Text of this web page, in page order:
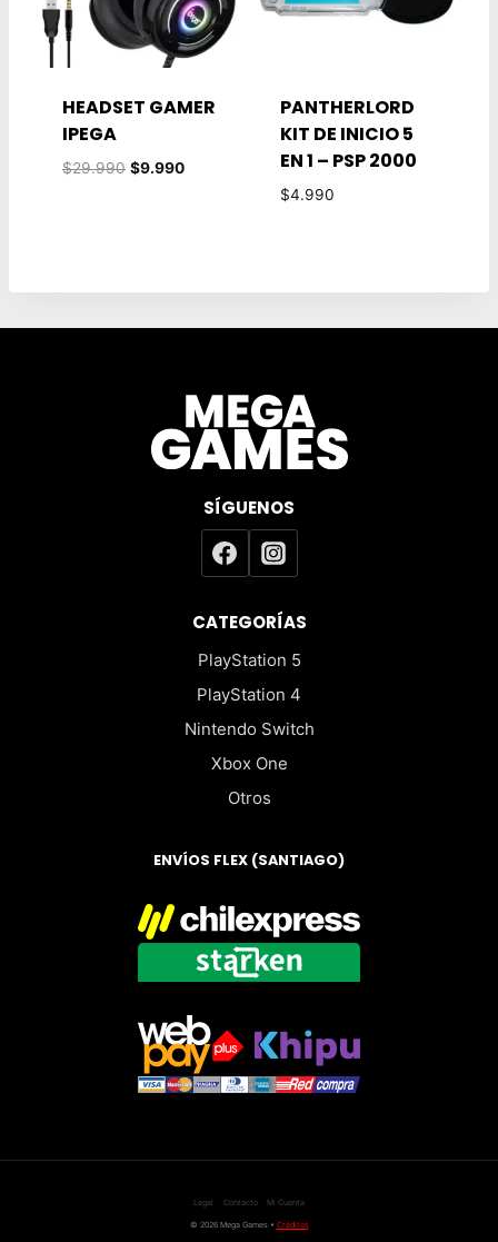
HEADSET GAMER
IPEGA
$29.990 El
$9.990El
PANTHERLORD
KIT DE INICIO 5
EN 1 – PSP 2000
$4.990
SÍGUENOS
CATEGORÍAS
PlayStation 5
PlayStation 4
Nintendo Switch
Xbox One
Otros
ENVÍOS FLEX (SANTIAGO)
© 2026 Mega Games • Créditos
Legal Contacto Mi Cuenta